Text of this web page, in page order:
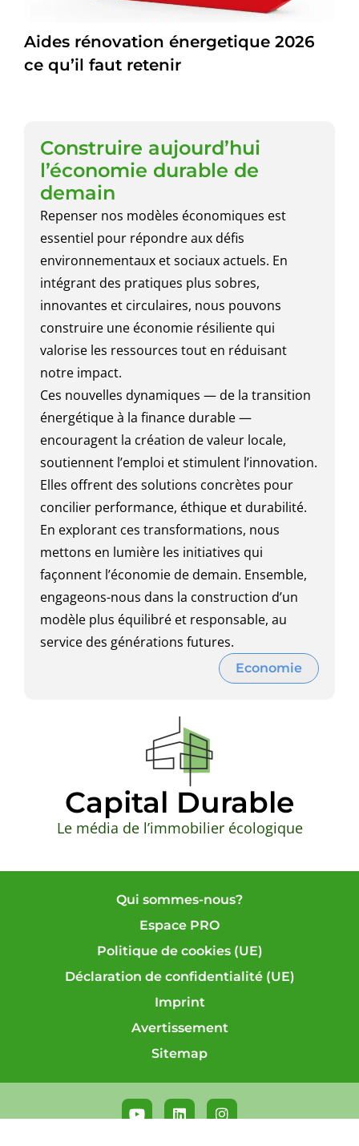
Aides rénovation énergetique 2026
ce qu’il faut retenir
Capital Durable
Le média de l’immobilier écologique
Construire aujourd’hui
l’économie durable de
demain
Repenser nos modèles économiques est
essentiel pour répondre aux défis
environnementaux et sociaux actuels. En
intégrant des pratiques plus sobres,
innovantes et circulaires, nous pouvons
construire une économie résiliente qui
valorise les ressources tout en réduisant
notre impact.
Ces nouvelles dynamiques — de la transition
énergétique à la finance durable —
encouragent la création de valeur locale,
soutiennent l’emploi et stimulent l’innovation.
Elles offrent des solutions concrètes pour
concilier performance, éthique et durabilité.
En explorant ces transformations, nous
mettons en lumière les initiatives qui
façonnent l’économie de demain. Ensemble,
engageons-nous dans la construction d’un
modèle plus équilibré et responsable, au
service des générations futures.
Economie
Qui sommes-nous?
Espace PRO
Politique de cookies (UE)
Déclaration de confidentialité (UE)
Imprint
Avertissement
Sitemap
Y
o
L
i
I
n